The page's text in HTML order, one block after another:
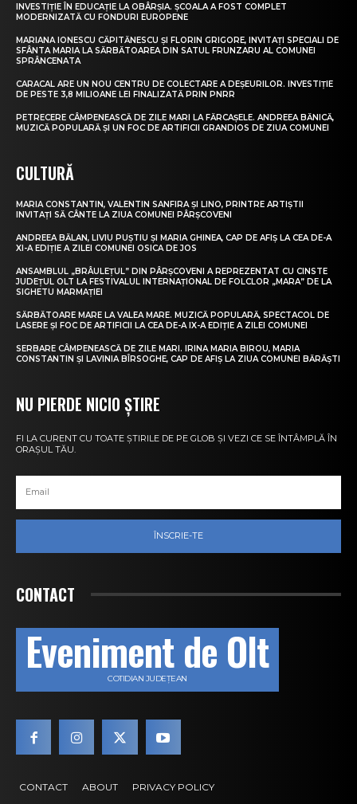
INVESTIȚIE ÎN EDUCAȚIE LA OBÂRȘIA. ȘCOALA A FOST COMPLET
MODERNIZATĂ CU FONDURI EUROPENE
MARIANA IONESCU CĂPITĂNESCU ȘI FLORIN GRIGORE, INVITAȚI SPECIALI DE
SFÂNTA MARIA LA SĂRBĂTOAREA DIN SATUL FRUNZARU AL COMUNEI
SPRÂNCENATA
CARACAL ARE UN NOU CENTRU DE COLECTARE A DEȘEURILOR. INVESTIȚIE
DE PESTE 3,8 MILIOANE LEI FINALIZATĂ PRIN PNRR
PETRECERE CÂMPENEASCĂ DE ZILE MARI LA FĂRCAȘELE. ANDREEA BĂNICĂ,
MUZICĂ POPULARĂ ȘI UN FOC DE ARTIFICII GRANDIOS DE ZIUA COMUNEI
CULTURĂ
MARIA CONSTANTIN, VALENTIN SANFIRA ȘI LINO, PRINTRE ARTIȘTII
INVITAȚI SĂ CÂNTE LA ZIUA COMUNEI PÂRȘCOVENI
ANDREEA BĂLAN, LIVIU PUȘTIU ȘI MARIA GHINEA, CAP DE AFIȘ LA CEA DE-A
XI-A EDIȚIE A ZILEI COMUNEI OSICA DE JOS
ANSAMBLUL „BRÂULEȚUL” DIN PÂRȘCOVENI A REPREZENTAT CU CINSTE
JUDEȚUL OLT LA FESTIVALUL INTERNAȚIONAL DE FOLCLOR „MARA” DE LA
SIGHETU MARMAȚIEI
SĂRBĂTOARE MARE LA VALEA MARE. MUZICĂ POPULARĂ, SPECTACOL DE
LASERE ȘI FOC DE ARTIFICII LA CEA DE-A IX-A EDIȚIE A ZILEI COMUNEI
SERBARE CÂMPENEASCĂ DE ZILE MARI. IRINA MARIA BIROU, MARIA
CONSTANTIN ȘI LAVINIA BÎRSOGHE, CAP DE AFIȘ LA ZIUA COMUNEI BĂRĂȘTI
NU PIERDE NICIO ȘTIRE
FI LA CURENT CU TOATE ȘTIRILE DE PE GLOB ȘI VEZI CE SE ÎNTÂMPLĂ ÎN
ORAȘUL TĂU.
ÎNSCRIE-TE
CONTACT
Eveniment de Olt
COTIDIAN JUDEȚEAN
CONTACT ABOUT PRIVACY POLICY